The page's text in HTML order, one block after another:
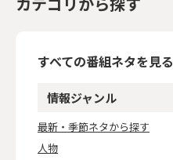
すべての番組ネタを見る
情報ジャンル
最新・季節ネタから探す
人物